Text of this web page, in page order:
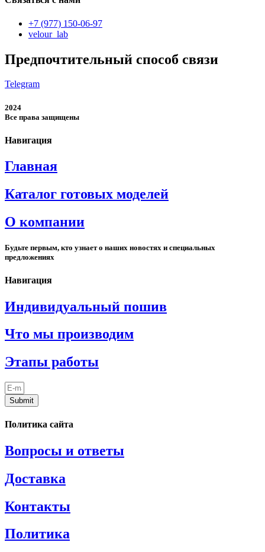
+7 (977) 150-06-97
velour_lab
Предпочтительный способ связи
Telegram
2024
Все права защищены
Навигация
Главная
Каталог готовых моделей
О компании
Будьте первым, кто узнает о наших новостях и специальных
предложениях
Навигация
Индивидуальный пошив
Что мы производим
Этапы работы
Submit
Политика сайта
Вопросы и ответы
Доставка
Контакты
Политика